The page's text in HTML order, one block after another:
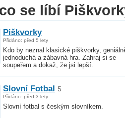
se líbí
Piškvorky
Přidáno: před 5 lety
Kdo by neznal klasické piškvorky,
jednoduchá a zábavná hra. Zahraj si se
soupeřem a dokaž, že jsi lepší.
Slovní Fotbal 5
Přidáno: před 3 lety
Slovní fotbal s českým slovníkem.